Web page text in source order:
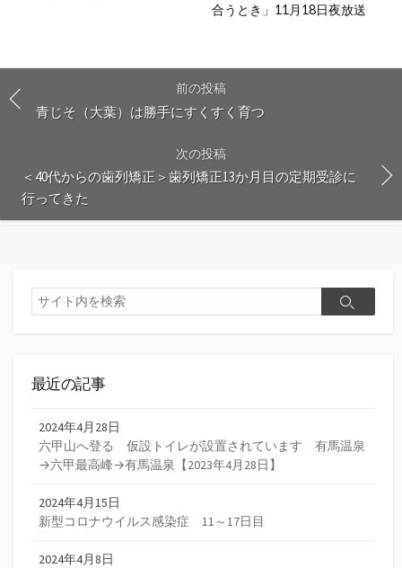
合うとき」11月18日夜放送
前の投稿
青じそ（大葉）は勝手にすくすく育つ
次の投稿
＜40代からの歯列矯正＞歯列矯正13か月目の定期受診に
行ってきた
検
索
検
最近の記事
2024年4月28日
六甲山へ登る 仮設トイレが設置されています 有馬温泉
→六甲最高峰→有馬温泉【2023年4月28日】
2024年4月15日
新型コロナウイルス感染症 11～17日目
2024年4月8日